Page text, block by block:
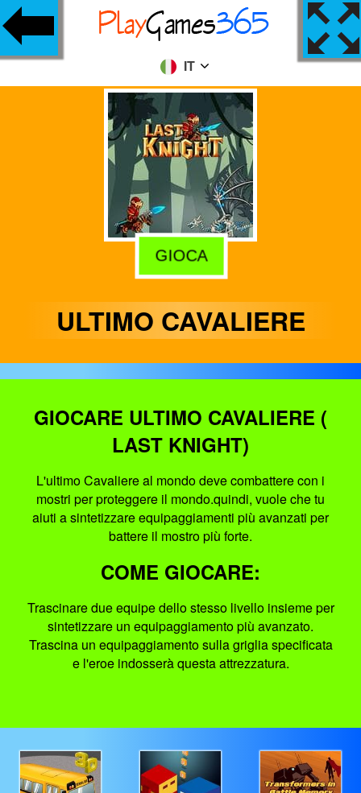
IT
GIOCA
ULTIMO CAVALIERE
GIOCARE ULTIMO CAVALIERE (
LAST KNIGHT)
L'ultimo Cavaliere al mondo deve combattere con i
mostri per proteggere il mondo.quindi, vuole che tu
aiuti a sintetizzare equipaggiamenti più avanzati per
battere il mostro più forte.
COME GIOCARE:
Trascinare due equipe dello stesso livello insieme per
sintetizzare un equipaggiamento più avanzato.
Trascina un equipaggiamento sulla griglia specificata
e l'eroe indosserà questa attrezzatura.